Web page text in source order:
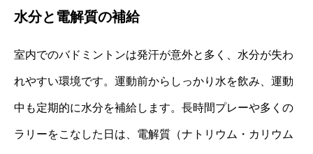
水分と電解質の補給
室内でのバドミントンは発汗が意外と多く、水分が失わ
れやすい環境です。運動前からしっかり水を飲み、運動
中も定期的に水分を補給します。長時間プレーや多くの
ラリーをこなした日は、電解質（ナトリウム・カリウム